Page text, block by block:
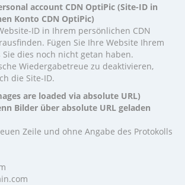
account CDN OptiPic (Site-ID in
Konto CDN OptiPic)
ID in Ihrem persönlichen CDN
Fügen Sie Ihre Website Ihrem
dies noch nicht getan haben.
Wiedergabetreue zu deaktivieren,
die Site-ID.
are loaded via absolute URL)
Bilder über absolute URL geladen
Zeile und ohne Angabe des Protokolls